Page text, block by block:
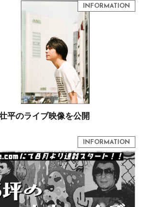
平のライブ映像を公開